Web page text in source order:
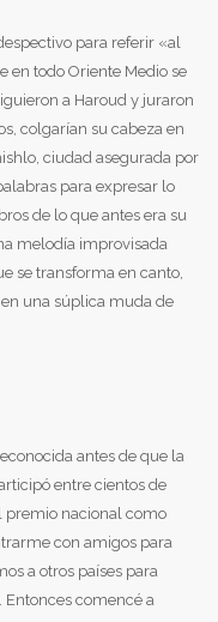
para referir «al
en todo Oriente Medio se
a Haroud y juraron
colgarían su cabeza en
ciudad asegurada por
para expresar lo
de lo que antes era su
melodía improvisada
se transforma en canto,
una súplica muda de
antes de que la
entre cientos de
premio nacional como
con amigos para
a otros países para
Entonces comencé a